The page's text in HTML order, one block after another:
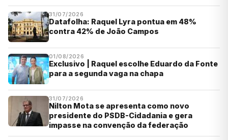
31/07/2026
Datafolha: Raquel Lyra pontua em 48%
contra 42% de João Campos
01/08/2026
Exclusivo | Raquel escolhe Eduardo da Fonte
para a segunda vaga na chapa
31/07/2026
Nilton Mota se apresenta como novo
presidente do PSDB-Cidadania e gera
impasse na convenção da federação